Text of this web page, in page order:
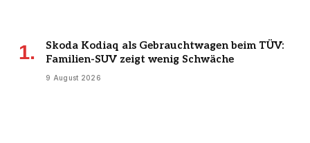
Skoda Kodiaq als Gebrauchtwagen beim TÜV:
Familien-SUV zeigt wenig Schwäche
9 August 2026